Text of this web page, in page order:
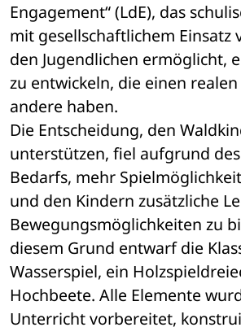
Engagement“ (LdE), das
mit gesellschaftlichem Einsatz
den Jugendlichen ermöglicht,
zu entwickeln, die einen
andere haben.
Die Entscheidung, den
unterstützen, fiel aufgrund
Bedarfs, mehr
und den Kindern zusätzliche
Bewegungsmöglichkeiten zu
diesem Grund entwarf die
Wasserspiel, ein
Hochbeete. Alle Elemente
Unterricht vorbereitet,